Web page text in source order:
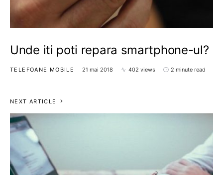
Unde iti poti repara smartphone-ul?
TELEFOANE MOBILE 21 mai 2018 402 views 2 minute read
NEXT ARTICLE